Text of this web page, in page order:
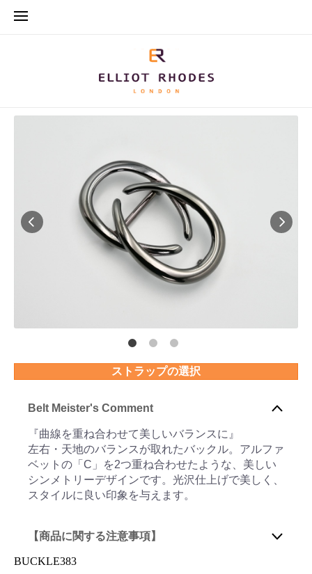
ストラップの選択
Belt Meister's Comment
『曲線を重ね合わせて美しいバランスに』
左右・天地のバランスが取れたバックル。アルファ
ベットの「C」を2つ重ね合わせたような、美しい
シンメトリーデザインです。光沢仕上げで美しく、
スタイルに良い印象を与えます。
【商品に関する注意事項】
BUCKLE383